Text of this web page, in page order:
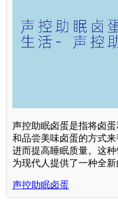
声控助眠卤蛋是指将卤
和品尝美味卤蛋的方式
进而提高睡眠质量。这
为现代人提供了一种全
声控助眠卤蛋